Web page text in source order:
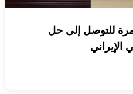
للتوصل إلى حل
الإيراني